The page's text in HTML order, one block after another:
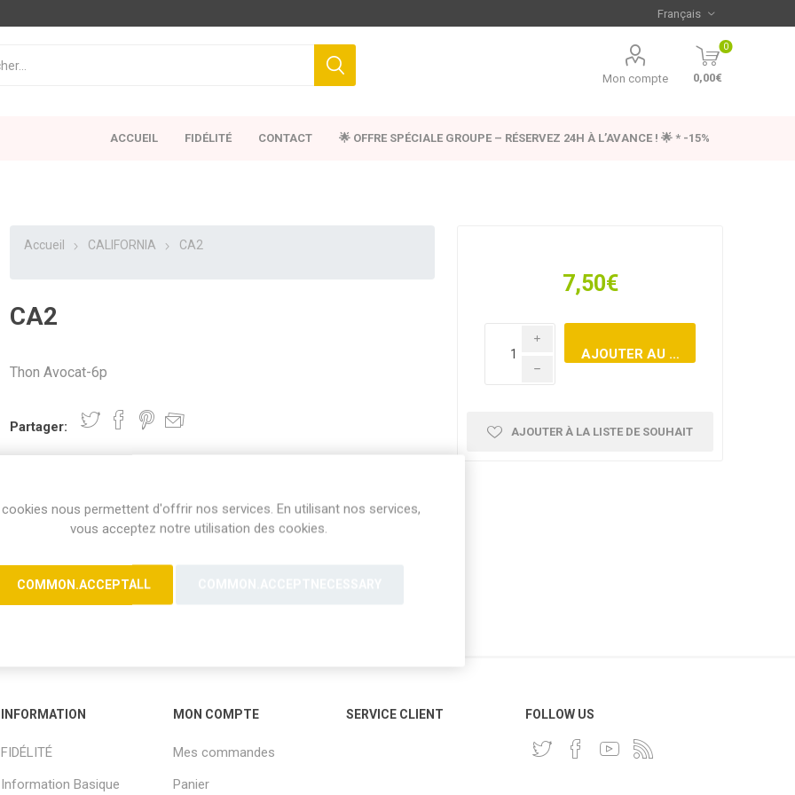
Mon compte
0
0,00€
ACCUEIL FIDÉLITÉ CONTACT 🌟 OFFRE SPÉCIALE GROUPE – RÉSERVEZ 24H À L’AVANCE ! 🌟 * -15%
Accueil CALIFORNIA CA2
CA2
Thon Avocat-6p
Partager:
7,50€
i
h
AJOUTER À LA LISTE DE SOUHAIT
INFORMATION
FIDÉLITÉ
Information Basique
MON COMPTE
Mes commandes
Panier
SERVICE CLIENT FOLLOW US
nous permettent d'offrir nos services. En utilisant nos services,
vous acceptez notre utilisation des cookies.
COMMON.ACCEPTALL